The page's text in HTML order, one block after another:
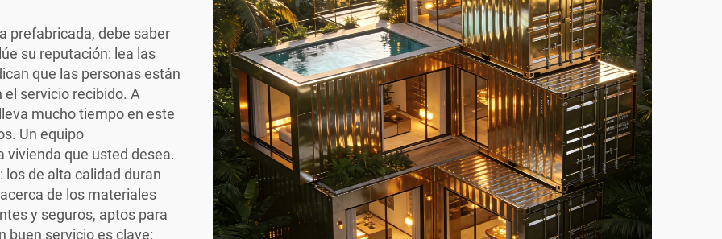
prefabricada, debe saber
su reputación: lea las
que las personas están
servicio recibido. A
mucho tiempo en este
Un equipo
que usted desea.
de alta calidad duran
de los materiales
y seguros, aptos para
buen servicio es clave: